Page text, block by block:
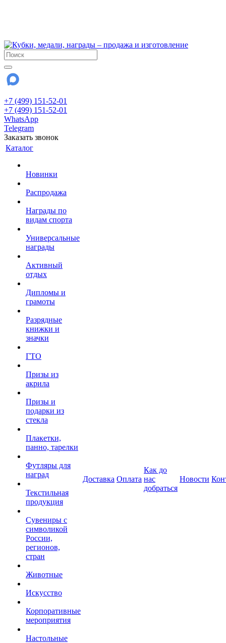
+7 (499) 151-52-01
+7 (499) 151-52-01
WhatsApp
Telegram
Заказать звонок
Каталог
Новинки
Распродажа
Награды по
видам спорта
Универсальные
награды
Активный
отдых
Дипломы и
грамоты
Разрядные
книжки и
значки
ГТО
Призы из
акрила
Призы и
подарки из
стекла
Плакетки,
панно, тарелки
Футляры для
наград
Текстильная
продукция
Сувениры с
символикой
России,
регионов,
стран
Животные
Искусство
Корпоративные
мероприятия
Настольные
Доставка Оплата
Как до
нас
добраться
Новости